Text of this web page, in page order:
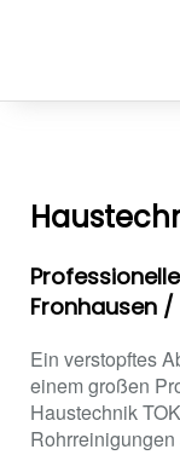
Fronhausen /
Ein verstopftes
einem großen
Haustechnik